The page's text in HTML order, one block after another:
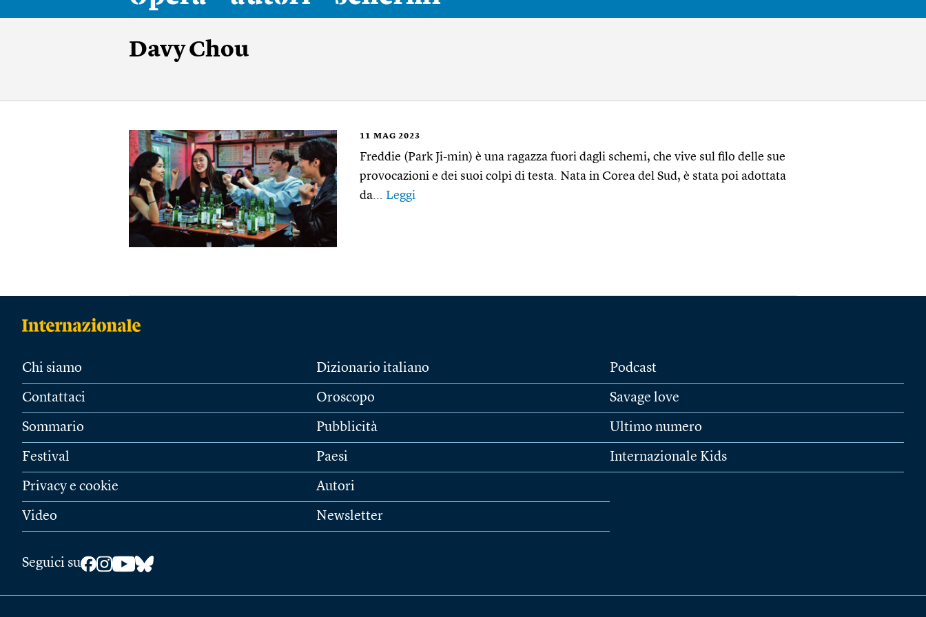
Davy Chou
11 MAG 2023
Freddie (Park Ji-min) è una ragazza fuori dagli schemi, che vive sul filo delle sue
provocazioni e dei suoi colpi di testa. Nata in Corea del Sud, è stata poi adottata
da... Leggi
Chi siamo
Contattaci
Sommario
Festival
Privacy e cookie
Video
Dizionario italiano
Oroscopo
Pubblicità
Paesi
Autori
Newsletter
Podcast
Savage love
Ultimo numero
Internazionale Kids
Seguici su